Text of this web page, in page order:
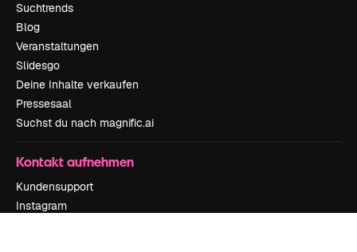
Suchtrends
Blog
Veranstaltungen
Slidesgo
Deine Inhalte verkaufen
Pressesaal
Suchst du nach magnific.ai
Kontakt aufnehmen
Kundensupport
Instagram